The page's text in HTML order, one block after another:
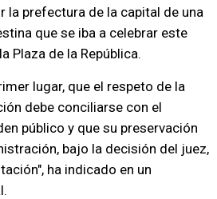
la prefectura de la capital de una
que se iba a celebrar este
Plaza de la República.
lugar, que el respeto de la
debe conciliarse con el
público y que su preservación
bajo la decisión del juez,
ha indicado en un